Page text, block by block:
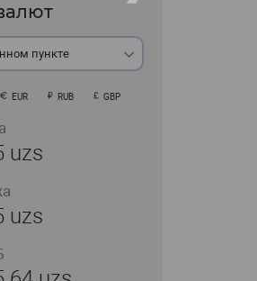
пункте
EUR RUB GBP
uzs
uzs